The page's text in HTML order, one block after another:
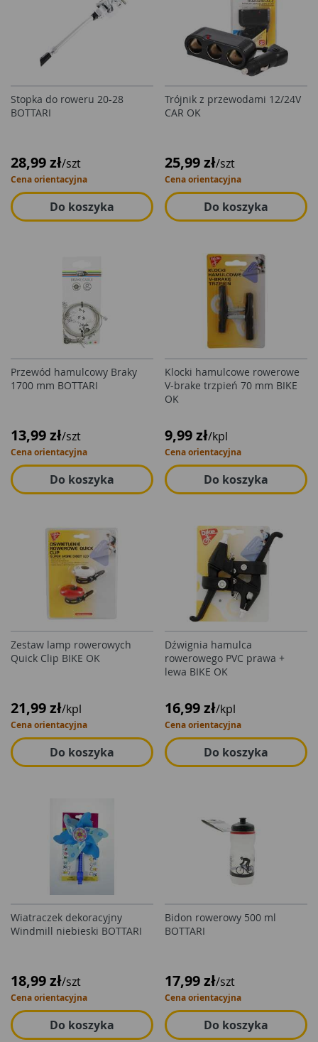
Stopka do roweru 20-28
BOTTARI
28,99 zł/szt
Cena orientacyjna
Do koszyka
Trójnik z przewodami 12/24V
CAR OK
25,99 zł/szt
Cena orientacyjna
Do koszyka
Przewód hamulcowy Braky
1700 mm BOTTARI
13,99 zł/szt
Cena orientacyjna
Do koszyka
Klocki hamulcowe rowerowe
V-brake trzpień 70 mm BIKE
OK
9,99 zł/kpl
Cena orientacyjna
Do koszyka
Zestaw lamp rowerowych
Quick Clip BIKE OK
21,99 zł/kpl
Cena orientacyjna
Do koszyka
Dźwignia hamulca
rowerowego PVC prawa +
lewa BIKE OK
16,99 zł/kpl
Cena orientacyjna
Do koszyka
Wiatraczek dekoracyjny
Windmill niebieski BOTTARI
18,99 zł/szt
Cena orientacyjna
Do koszyka
Bidon rowerowy 500 ml
BOTTARI
17,99 zł/szt
Cena orientacyjna
Do koszyka